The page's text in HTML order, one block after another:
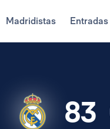
Madridistas Entradas
83